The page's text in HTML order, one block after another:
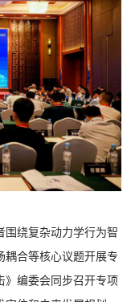
围绕复杂动力学行为智
耦合等核心议题开展专
》编委会同步召开专项